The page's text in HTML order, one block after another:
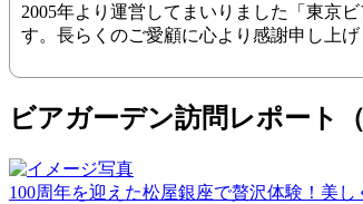
2005年より運営してまいりました「東京
す。長らくのご愛顧に心より感謝申し上げ
ビアガーデン訪問レポート（
100周年を迎えた松屋銀座で贅沢体験！美し